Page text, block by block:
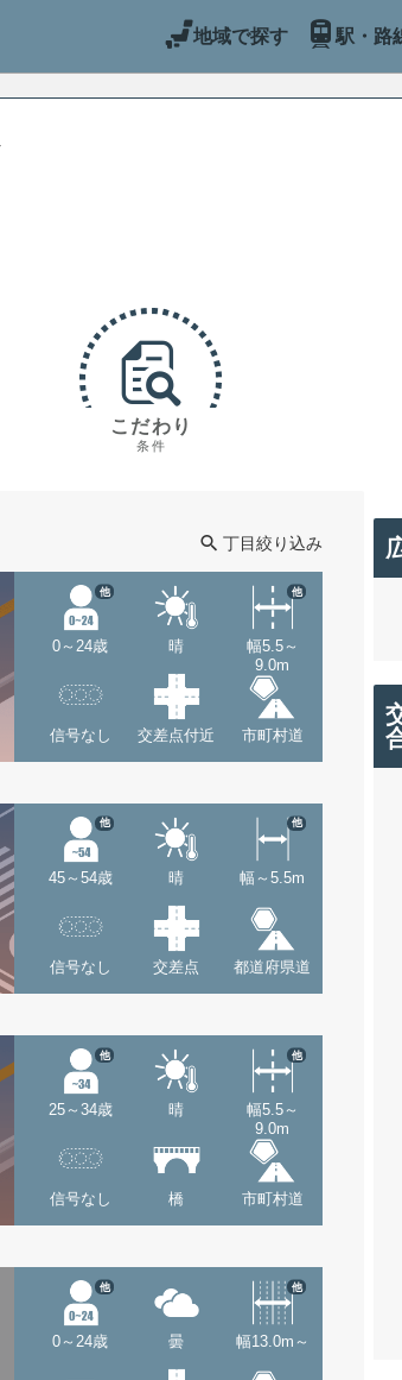
地域で探す 駅・路
こだわり
条件
丁目絞り込み
0～24歳
他
晴
幅5.5～
9.0m
他
信号なし 交差点付近 市町村道
45～54歳
他
晴 幅～5.5m
他
信号なし 交差点 都道府県道
25～34歳
他
晴
幅5.5～
9.0m
他
信号なし 橋 市町村道
0～24歳
他
曇 幅13.0m～
他